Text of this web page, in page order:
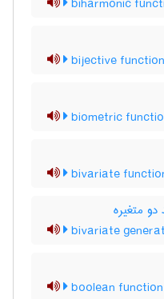
bijective function
biometric
bivariate
دو متغیره
bivariate
boolean function